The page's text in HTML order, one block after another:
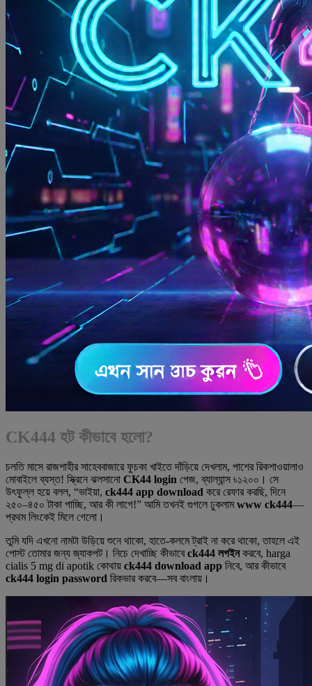
CK444 হট কীভাবে হলো?
চলতি মাসে রাজশাহীর সাহেববাজারে ফুচকা খাইতে দাঁড়িয়ে দেখলাম, পাশের রিকশাওয়ালাও
মোবাইলে ব্যস্ত! স্ক্রিনে ঝলসানো CK44 login পেজ, ব্যাল্যান্স ৳১২০০। সে
উৎফুল্ল হয়ে বলল, “ভাইয়া, ck444 app download করে রেফার করছি, দিনে
২৫০–৪৫০ টাকা পাচ্ছি, আর কী লাগে!” আমি তখনই গুগলে ঢুকলামwww ck444—
প্রথম লিংকেই মিলে গেলো।
তুমি যদি এখনো নামটা উড়িয়ে শুনে থাকো, হাতে-কলমে ট্রাই না করে থাকো, তাহলে এই
পোস্ট তোমার জন্য জ্যাকপট। নিচে দেখাচ্ছি কীভাবেck444 লগইনকরবে, harga
cialis 5 mg di apotik কোথায় ck444 download app নিবে, আর কীভাবে
ck444 login password রিকভার করবে—সব বাংলায়।